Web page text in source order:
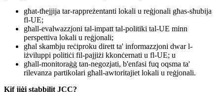
​​għat-tħejjija tar-rappreżentanti lokali u reġjonali għas-sħubija
fl-UE;
għall-evalwazzjoni tal-impatt tal-politiki tal-UE minn
perspettiva lokali u reġjonali;
għal skambju reċiproku dirett ta' informazzjoni dwar l-
iżviluppi politiċi fil-pajjiżi kkonċernati u fl-UE; u
għall-monitoraġġ tan-negozjati, b'enfasi fuq oqsma ta'
rilevanza partikolari għall-awtoritajiet lokali u reġjonali.
Kif jiġi stabbilit JCC?